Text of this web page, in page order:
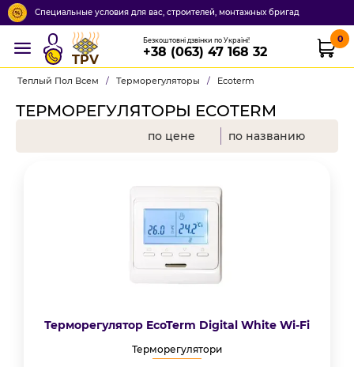
Специальные условия для вас, строителей, монтажных бригад
TPV
Безкоштовні дзвінки по Україні!
+38 (063) 47 168 32
0
Теплый Пол Всем / Терморегуляторы / Ecoterm
ТЕРМОРЕГУЛЯТОРЫ ECOTERM
по цене по названию
Терморегулятор EcoTerm Digital White Wi-Fi
Терморегулятори